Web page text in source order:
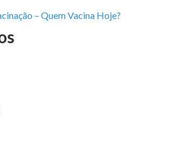
– Quem Vacina Hoje?